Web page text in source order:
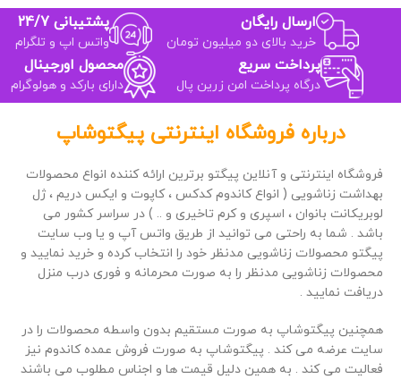
درمان خشکی واژن
از بین برنده ی بوی بد
خوشبو کننده واژن
از بین برنده ی خارش
ضدباکتریال
ارسال رایگان
خرید بالای دو میلیون تومان
پشتیبانی 24/7
واتس اپ و تلگرام
پرداخت سریع
درگاه پرداخت امن زرین پال
محصول اورجینال
دارای بارکد و هولوگرام
درباره فروشگاه اینترنتی پیگتوشاپ
فروشگاه اینترنتی و آنلاین پیگتو برترین ارائه کننده انواع محصولات
بهداشت زناشویی ( انواع کاندوم کدکس ، کاپوت و ایکس دریم ، ژل
لوبریکانت بانوان ، اسپری و کرم تاخیری و .. ) در سراسر کشور می
باشد . شما به راحتی می توانید از طریق واتس آپ و یا وب سایت
پیگتو محصولات زناشویی مدنظر خود را انتخاب کرده و خرید نمایید و
محصولات زناشویی مدنظر را به صورت محرمانه و فوری درب منزل
دریافت نمایید .
همچنین پیگتوشاپ به صورت مستقیم بدون واسطه محصولات را در
سایت عرضه می کند . پیگتوشاپ به صورت فروش عمده کاندوم نیز
فعالیت می کند . به همین دلیل قیمت ها و اجناس مطلوب می باشند